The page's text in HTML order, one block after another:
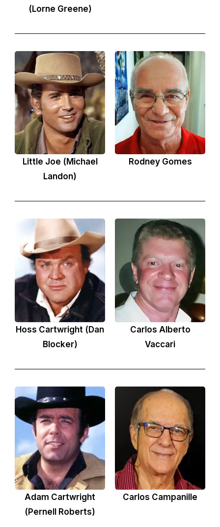
(Lorne Greene)
Little Joe (Michael
Landon)
Rodney Gomes
Hoss Cartwright (Dan
Blocker)
Carlos Alberto
Vaccari
Adam Cartwright
(Pernell Roberts)
Carlos Campanille